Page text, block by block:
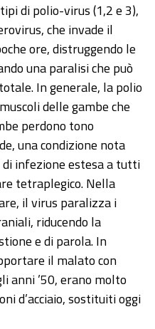
di polio-virus (1,2 e 3),
che invade il
ore, distruggendo le
una paralisi che può
In generale, la polio
delle gambe che
perdono tono
una condizione nota
di infezione estesa a tutti
tetraplegico. Nella
il virus paralizza i
riducendo la
e di parola. In
il malato con
anni ’50, erano molto
d’acciaio, sostituiti oggi